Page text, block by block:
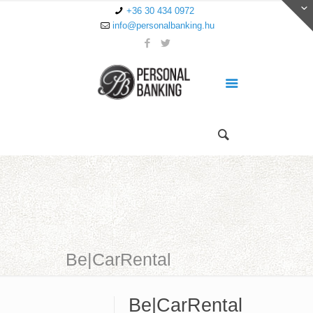
+36 30 434 0972
info@personalbanking.hu
Be|CarRental
Be|CarRental